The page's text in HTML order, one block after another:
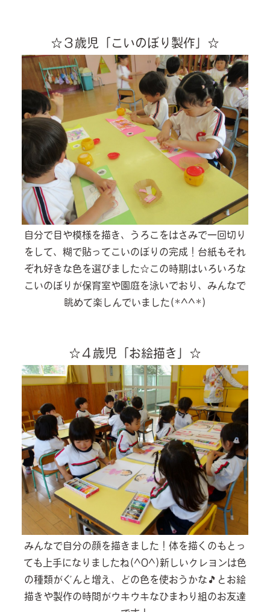
☆３歳児「こいのぼり製作」☆
自分で目や模様を描き、うろこをはさみで一回切り
をして、糊で貼ってこいのぼりの完成！台紙もそれ
ぞれ好きな色を選びました☆この時期はいろいろな
こいのぼりが保育室や園庭を泳いでおり、みんなで
眺めて楽しんでいました(*^^*)
☆４歳児「お絵描き」☆
みんなで自分の顔を描きました！体を描くのもとっ
ても上手になりましたね(^O^)新しいクレヨンは色
の種類がぐんと増え、どの色を使おうかな🎵とお絵
描きや製作の時間がウキウキなひまわり組のお友達